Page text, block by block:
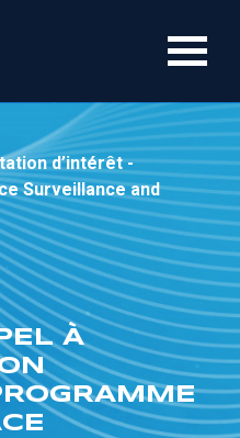
d’intérêt -
Surveillance and
À